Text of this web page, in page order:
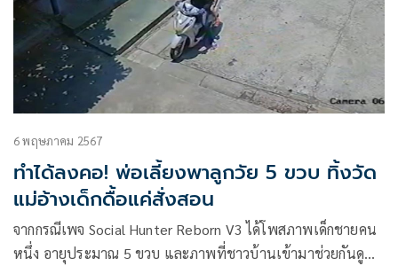
6 พฤษภาคม 2567
ทำได้ลงคอ! พ่อเลี้ยงพาลูกวัย 5 ขวบ ทิ้งวัด
แม่อ้างเด็กดื้อแค่สั่งสอน
จากกรณีเพจ Social Hunter Reborn V3 ได้โพสภาพเด็กชายคน
หนึ่ง อายุประมาณ 5 ขวบ และภาพที่ชาวบ้านเข้ามาช่วยกันดู